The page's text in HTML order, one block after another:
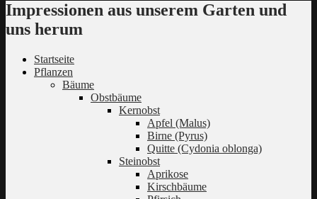
Impressionen aus unserem Garten und
uns herum
Startseite
Pflanzen
Bäume
Obstbäume
Kernobst
Apfel (Malus)
Birne (Pyrus)
Quitte (Cydonia oblonga)
Steinobst
Aprikose
Kirschbäume